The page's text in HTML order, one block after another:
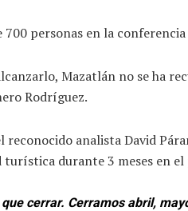
personas en la
Mazatlán no se ha
Rodríguez.
analista David
durante 3 meses en el
cerrar. Cerramos abril,